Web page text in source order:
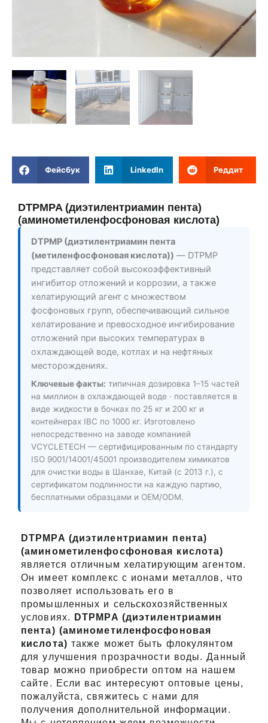
Фейсбук LinkedIn Реддит
DTPMPA (диэтилентриамин пента)
(аминометиленфосфоновая кислота)
DTPMP (диэтилентриамин пента
(метиленфосфоновая кислота)) — DTPMP
представляет собой высокоэффективный
ингибитор отложений и коррозии, а также
хелатирующий агент с множеством
фосфоновых групп, обеспечивающий сильное
хелатирование и превосходное ингибирование
отложений при высоких температурах в
охлаждающей воде, котлах и на нефтяных
месторождениях.
Ключевые факты: типичная дозировка 1–15 частей
на миллион в охлаждающей воде · поставляется в
виде жидкости в бочках по 25 кг и 200 кг и
контейнерах IBC по 1000 кг. Изготовлено
непосредственно на заводе компанией
VCYCLETECH — сертифицированным по стандарту
ISO 9001/14001/45001 производителем химикатов
для очистки воды в Шанхае, Китай (с 2013 г.), с
сертификатом подлинности на каждую партию,
бесплатными образцами и OEM/ODM.
DTPMPA (диэтилентриамин пента)
(аминометиленфосфоновая кислота)
является отличным хелатирующим агентом.
Он имеет комплекс с ионами металлов, что
позволяет использовать его в
промышленных и сельскохозяйственных
условиях.
DTPMPA (диэтилентриамин
пента) (аминометиленфосфоновая
кислота) также может быть флокулянтом
для улучшения прозрачности воды. Данный
товар можно приобрести оптом на нашем
сайте. Если вас интересуют оптовые цены,
пожалуйста, свяжитесь с нами для
получения дополнительной информации.